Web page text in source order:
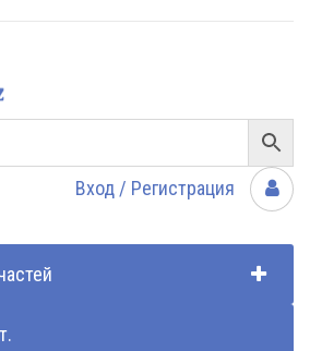
Вход / Регистрация